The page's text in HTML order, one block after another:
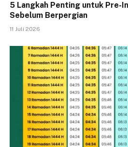
5 Langkah Penting untuk Pre-
Sebelum Berpergian
11 Juli 2026